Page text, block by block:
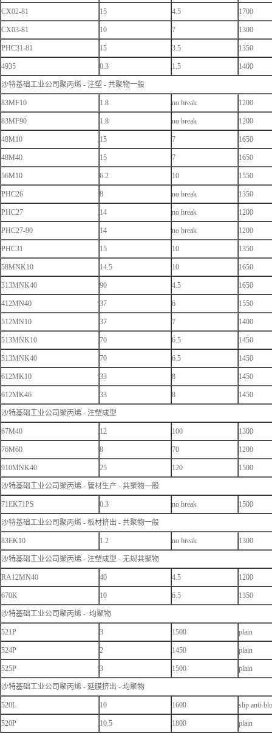
CX02-81 15 4.5 1700
CX03-81 10 7 1300
PHC31-81 15 3.5 1350
4935 0.3 1.5 1400
沙特基础工业公司聚丙烯 - 注塑 - 共聚物一般
83MF10 1.8 no break 1200
83MF90 1.8 no break 1200
48M10 15 7 1650
48M40 15 7 1650
56M10 6.2 10 1550
PHC26 8 no break 1350
PHC27 14 no break 1200
PHC27-90 14 no break 1200
PHC31 15 10 1350
58MNK10 14.5 10 1650
313MNK40 90 4.5 1650
412MN40 37 6 1550
512MN10 37 7 1400
513MNK10 70 6.5 1450
513MNK40 70 6.5 1450
612MK10 33 8 1450
612MK46 33 8 1450
沙特基础工业公司聚丙烯 - 注塑成型
67M40 12 100 1300
76M60 8 70 1200
910MNK40 25 120 1500
沙特基础工业公司聚丙烯 - 管材生产 - 共聚物一般
71EK71PS 0.3 no break 1500
沙特基础工业公司聚丙烯 - 板材挤出 - 共聚物一般
83EK10 1.2 no break 1300
沙特基础工业公司聚丙烯 - 注塑成型 - 无规共聚物
RA12MN40 40 4.5 1200
670K 10 6.5 1350
沙特基础工业公司聚丙烯 - 均聚物
521P 3 1500 plain
524P 2 1450 plain
525P 3 1500 plain
沙特基础工业公司聚丙烯 - 延膜挤出 - 均聚物
520L 10 1600 slip anti-
520P 10.5 1800 plain